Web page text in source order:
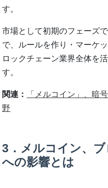
す。
市場として初期のフェーズ
で、ルールを作り・マーケ
ロックチェーン業界全体を
す。
関連：
「メルコイン」、暗
野
3．メルコイン、
への影響とは